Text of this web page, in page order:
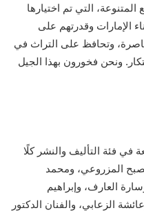
التي تم اختيارها
الإمارات وقدرتهم على
وتحافظ على التراث في
ونحن فخورون بهذا الجيل
في فئة التأليف والنشر كلًا
المزروعي، ومحمد
العارف، وإبراهيم
الزعابي، والفنان الدكتور